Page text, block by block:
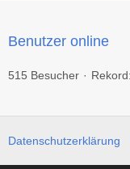
Benutzer online
515 Besucher
Datenschutzerklärung